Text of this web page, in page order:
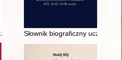
Allana Charlesa Elgarta
Słownik biograficzny